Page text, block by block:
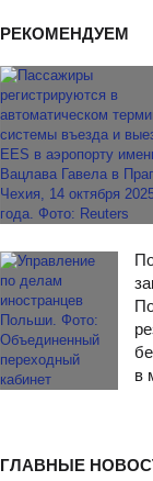
РЕКОМЕНДУЕМ
в
ГЛАВНЫЕ